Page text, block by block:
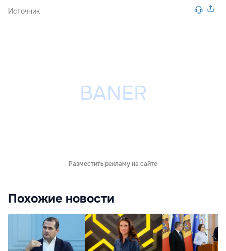
Источник
Разместить рекламу на сайте
Похожие новости